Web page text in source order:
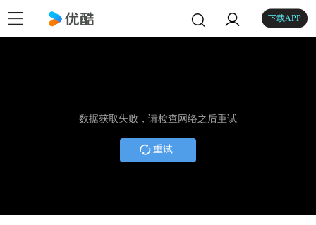
下载APP
数据获取失败，请检查网络之后重试
重试